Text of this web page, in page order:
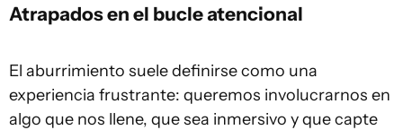
Atrapados en el bucle atencional
El aburrimiento suele definirse como una
experiencia frustrante: queremos involucrarnos en
algo que nos llene, que sea inmersivo y que capte